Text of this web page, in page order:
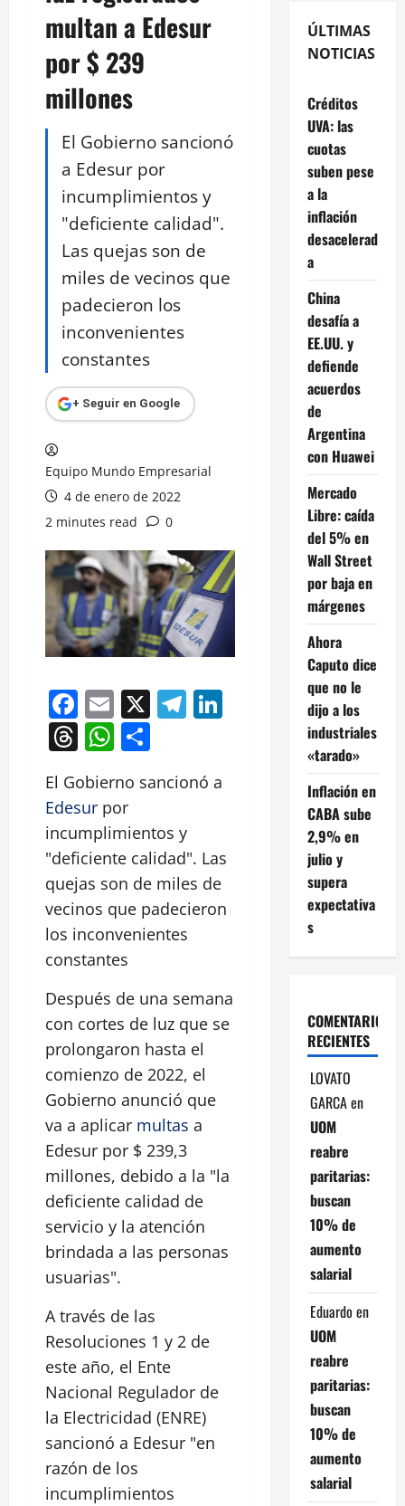
multan a Edesur
por $ 239
millones
El Gobierno sancionó
a Edesur por
incumplimientos y
"deficiente calidad".
Las quejas son de
miles de vecinos que
padecieron los
inconvenientes
constantes
+ Seguir en Google
Equipo Mundo Empresarial
4 de enero de 2022
2 minutes read
0
Facebook
Email
X Telegram
LinkedIn
Threads
WhatsApp
El Gobierno sancionó a
Edesur por
incumplimientos y
"deficiente calidad". Las
quejas son de miles de
vecinos que padecieron
los inconvenientes
constantes
Después de una semana
con cortes de luz que se
prolongaron hasta el
comienzo de 2022, el
Gobierno anunció que
va a aplicar multas a
Edesur por $ 239,3
millones, debido a la "la
deficiente calidad de
servicio y la atención
brindada a las personas
usuarias".
A través de las
Resoluciones 1 y 2 de
este año, el Ente
Nacional Regulador de
la Electricidad (ENRE)
sancionó a Edesur "en
razón de los
incumplimientos
ÚLTIMAS
NOTICIAS
Créditos
UVA: las
cuotas
suben pese
a la
inflación
desacelerad
a
China
desafía a
EE.UU. y
defiende
acuerdos
de
Argentina
con Huawei
Mercado
Libre: caída
del 5% en
Wall Street
por baja en
márgenes
Ahora
Caputo dice
que no le
dijo a los
industriales
«tarado»
Inflación en
CABA sube
2,9% en
julio y
supera
expectativa
s
COMENTARIOS
RECIENTES
LOVATO
GARCAen
UOM
reabre
paritarias:
buscan
10% de
aumento
salarial
Eduardo en
UOM
reabre
paritarias:
buscan
10% de
aumento
salarial